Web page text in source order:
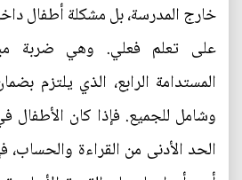
خارج المدرسة، بل مشكلة أطفال
على تعلم فعلي. وهي ضربة
المستدامة الرابع، الذي يلتزم
وشامل للجميع. فإذا كان الأطفال
الحد الأدنى من القراءة